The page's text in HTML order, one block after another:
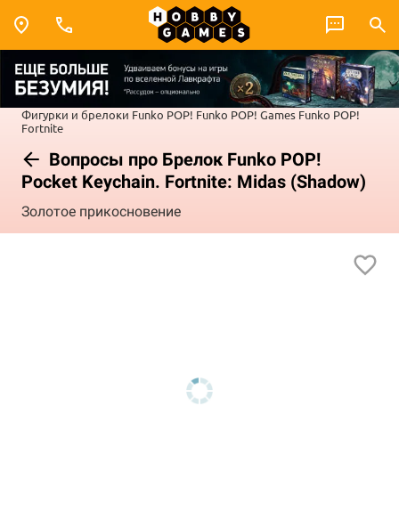
Фигурки и брелоки Funko POP! Funko POP! Games Funko POP!
Fortnite
Вопросы про Брелок Funko POP!
Pocket Keychain. Fortnite: Midas (Shadow)
Золотое прикосновение